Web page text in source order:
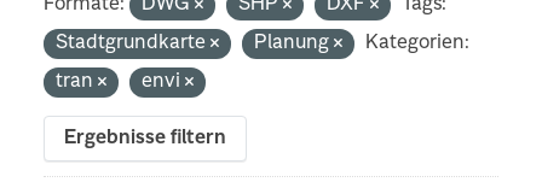
Formate: DWG SHP DXF
Tags:
Stadtgrundkarte
Planung
Kategorien:
tran
envi
Ergebnisse filtern